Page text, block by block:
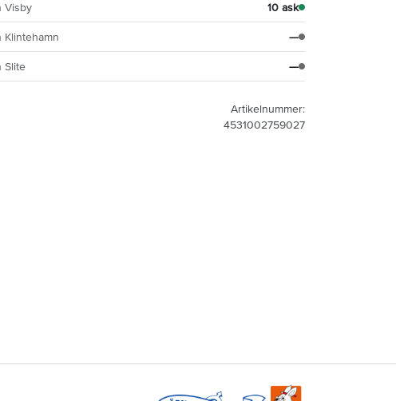
Visby 10 ask
Klintehamn —
Slite —
Artikelnummer:
4531002759027